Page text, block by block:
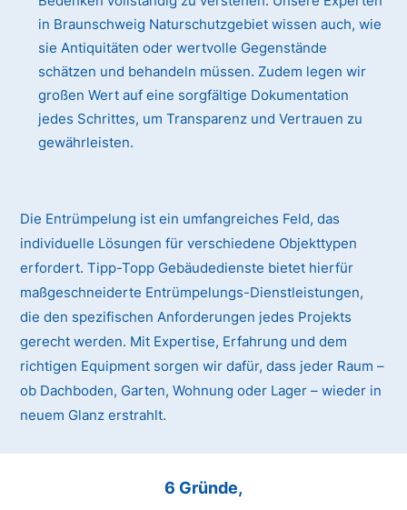
in Braunschweig Naturschutzgebiet wissen auch, wie
sie Antiquitäten oder wertvolle Gegenstände
schätzen und behandeln müssen. Zudem legen wir
großen Wert auf eine sorgfältige Dokumentation
jedes Schrittes, um Transparenz und Vertrauen zu
gewährleisten.
Die Entrümpelung ist ein umfangreiches Feld, das
individuelle Lösungen für verschiedene Objekttypen
erfordert. Tipp-Topp Gebäudedienste bietet hierfür
maßgeschneiderte Entrümpelungs-Dienstleistungen,
die den spezifischen Anforderungen jedes Projekts
gerecht werden. Mit Expertise, Erfahrung und dem
richtigen Equipment sorgen wir dafür, dass jeder Raum –
ob Dachboden, Garten, Wohnung oder Lager – wieder in
neuem Glanz erstrahlt.
6 Gründe,